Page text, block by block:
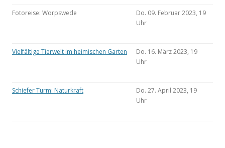
Fotoreise: Worpswede
Do. 09. Februar 2023, 19
Uhr
Vielfältige Tierwelt im heimischen Garten
Do. 16. März 2023, 19
Uhr
Schiefer Turm: Naturkraft
Do. 27. April 2023, 19
Uhr